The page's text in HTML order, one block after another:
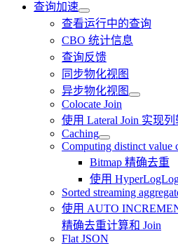
查询加速
查看运行中的查询
CBO 统计信息
查询反馈
同步物化视图
异步物化视图
Colocate Join
使用 Lateral Join 实现
Caching
Computing distinct value
Bitmap 精确去重
使用
Sorted streaming
使用 AUTO
精确去重计算和 Join
Flat JSON